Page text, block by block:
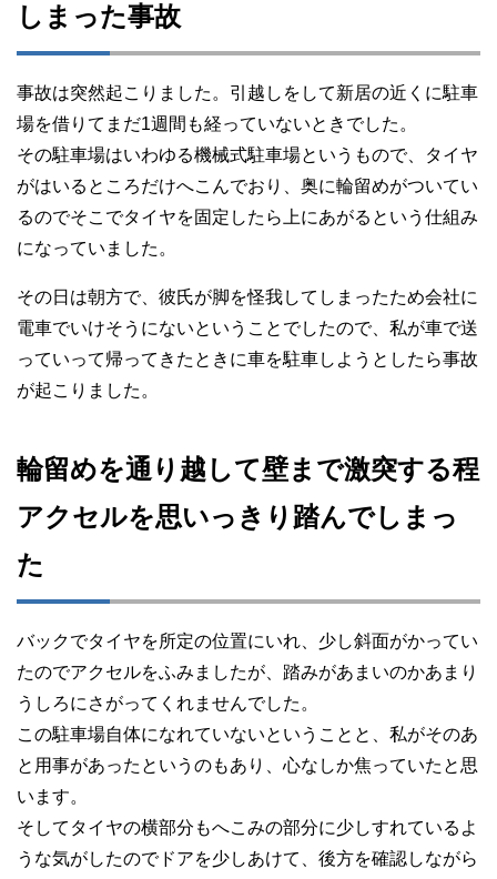
しまった事故
事故は突然起こりました。引越しをして新居の近くに駐車
場を借りてまだ1週間も経っていないときでした。
その駐車場はいわゆる機械式駐車場というもので、タイヤ
がはいるところだけへこんでおり、奥に輪留めがついてい
るのでそこでタイヤを固定したら上にあがるという仕組み
になっていました。
その日は朝方で、彼氏が脚を怪我してしまったため会社に
電車でいけそうにないということでしたので、私が車で送
っていって帰ってきたときに車を駐車しようとしたら事故
が起こりました。
輪留めを通り越して壁まで激突する程
アクセルを思いっきり踏んでしまっ
た
バックでタイヤを所定の位置にいれ、少し斜面がかってい
たのでアクセルをふみましたが、踏みがあまいのかあまり
うしろにさがってくれませんでした。
この駐車場自体になれていないということと、私がそのあ
と用事があったというのもあり、心なしか焦っていたと思
います。
そしてタイヤの横部分もへこみの部分に少しすれているよ
うな気がしたのでドアを少しあけて、後方を確認しながら